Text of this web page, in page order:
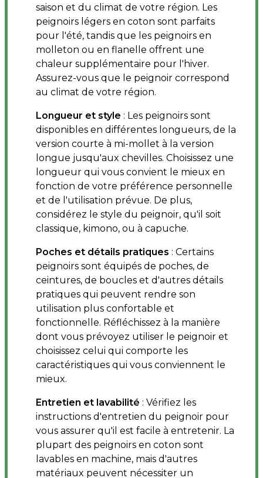
saison et du climat de votre région. Les
peignoirs légers en coton sont parfaits
pour l'été, tandis que les peignoirs en
molleton ou en flanelle offrent une
chaleur supplémentaire pour l'hiver.
Assurez-vous que le peignoir correspond
au climat de votre région.
Longueur et style : Les peignoirs sont
disponibles en différentes longueurs, de la
version courte à mi-mollet à la version
longue jusqu'aux chevilles. Choisissez une
longueur qui vous convient le mieux en
fonction de votre préférence personnelle
et de l'utilisation prévue. De plus,
considérez le style du peignoir, qu'il soit
classique, kimono, ou à capuche.
Poches et détails pratiques : Certains
peignoirs sont équipés de poches, de
ceintures, de boucles et d'autres détails
pratiques qui peuvent rendre son
utilisation plus confortable et
fonctionnelle. Réfléchissez à la manière
dont vous prévoyez utiliser le peignoir et
choisissez celui qui comporte les
caractéristiques qui vous conviennent le
mieux.
Entretien et lavabilité : Vérifiez les
instructions d'entretien du peignoir pour
vous assurer qu'il est facile à entretenir. La
plupart des peignoirs en coton sont
lavables en machine, mais d'autres
matériaux peuvent nécessiter un